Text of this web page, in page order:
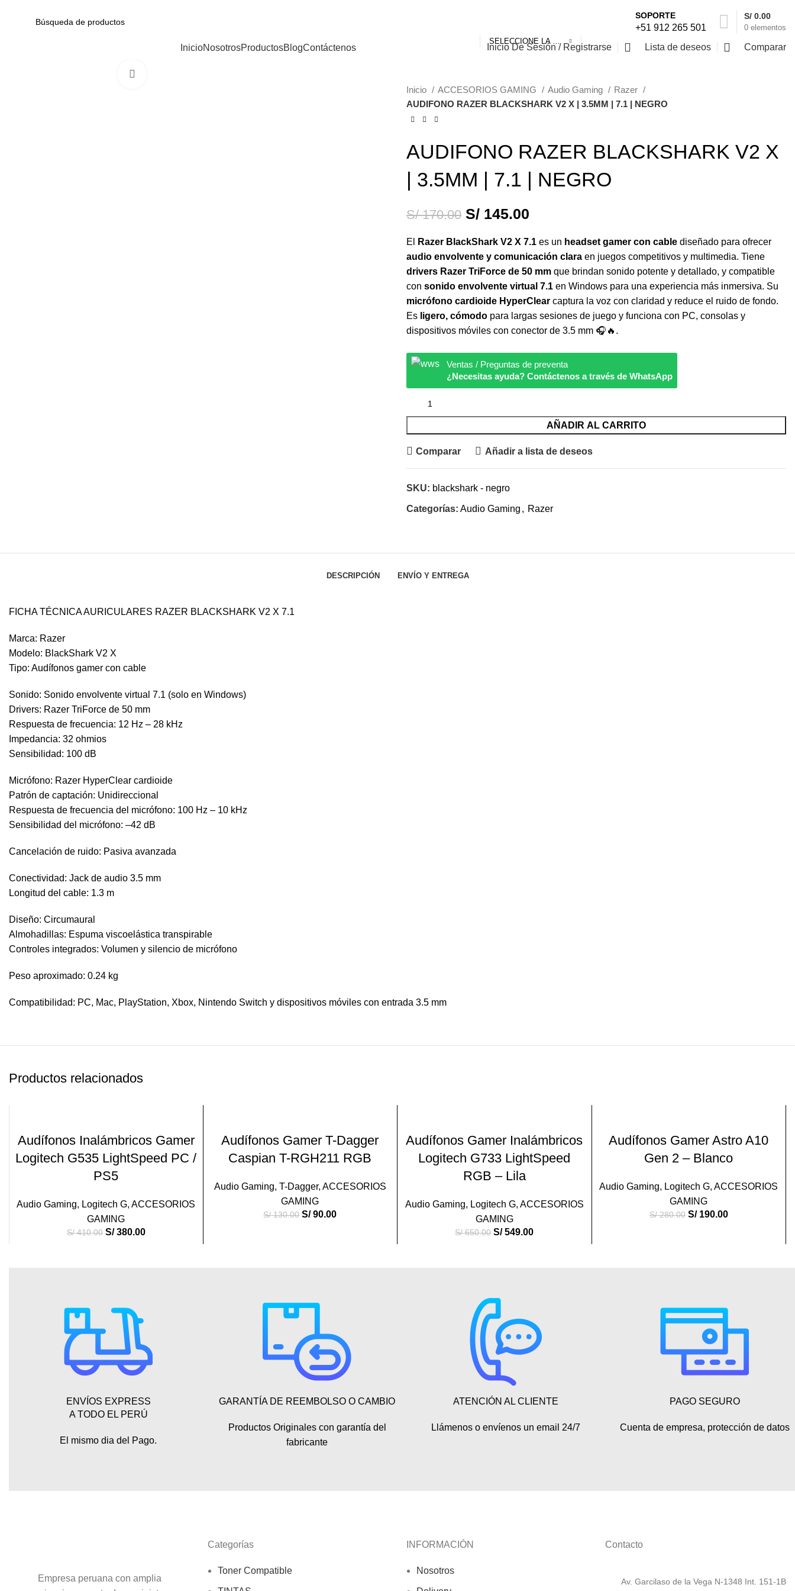
SELECCIONE LA CATEGORÍA
SOPORTE
+51 912 265 501 0 elementos
S/ 0.00
InicioNosotrosProductosBlogContáctenos Inicio De Sesión / Registrarse Lista de deseos Comparar
Inicio ACCESORIOS GAMING Audio Gaming
Razer
AUDIFONO RAZER BLACKSHARK V2 X | 3.5MM | 7.1 | NEGRO
AUDIFONO RAZER BLACKSHARK V2 X
| 3.5MM | 7.1 | NEGRO
S/170.00 S/ 145.00
El Razer BlackShark V2 X 7.1 es un headset gamer con cable diseñado para ofrecer
audio envolvente y comunicación clara en juegos competitivos y multimedia. Tiene
drivers Razer TriForce de 50 mm que brindan sonido potente y detallado, y compatible
con sonido envolvente virtual 7.1 en Windows para una experiencia más inmersiva. Su
micrófono cardioide HyperClear captura la voz con claridad y reduce el ruido de fondo.
Es ligero, cómodo para largas sesiones de juego y funciona con PC, consolas y
dispositivos móviles con conector de 3.5 mm 🎧🔥.
Ventas / Preguntas de preventa
¿Necesitas ayuda? Contáctenos a través de WhatsApp
AÑADIR AL CARRITO
Comparar Añadir a lista de deseos
SKU: blackshark - negro
Categorías: Audio Gaming , Razer
DESCRIPCIÓN ENVÍO Y ENTREGA
FICHA TÉCNICA AURICULARES RAZER BLACKSHARK V2 X 7.1
Marca: Razer
Modelo: BlackShark V2 X
Tipo: Audífonos gamer con cable
Sonido: Sonido envolvente virtual 7.1 (solo en Windows)
Drivers: Razer TriForce de 50 mm
Respuesta de frecuencia: 12 Hz – 28 kHz
Impedancia: 32 ohmios
Sensibilidad: 100 dB
Micrófono: Razer HyperClear cardioide
Patrón de captación: Unidireccional
Respuesta de frecuencia del micrófono: 100 Hz – 10 kHz
Sensibilidad del micrófono: –42 dB
Cancelación de ruido: Pasiva avanzada
Conectividad: Jack de audio 3.5 mm
Longitud del cable: 1.3 m
Diseño: Circumaural
Almohadillas: Espuma viscoelástica transpirable
Controles integrados: Volumen y silencio de micrófono
Peso aproximado: 0.24 kg
Compatibilidad: PC, Mac, PlayStation, Xbox, Nintendo Switch y dispositivos móviles con entrada 3.5 mm
Productos relacionados
Audífonos Inalámbricos Gamer
Logitech G535 LightSpeed PC /
PS5
Audio Gaming, Logitech G,ACCESORIOS
GAMING
S/410.00 S/380.00
Audífonos Gamer T-Dagger
Caspian T-RGH211 RGB
Audio Gaming, T-Dagger, ACCESORIOS
GAMING
S/130.00 S/90.00
Audífonos Gamer Inalámbricos
Logitech G733 LightSpeed
RGB – Lila
Audio Gaming, Logitech G, ACCESORIOS
GAMING
S/650.00 S/549.00
Audífonos Gamer Astro A10
Gen 2 – Blanco
Audio Gaming, Logitech G,ACCESORIOS
GAMING
S/280.00 S/190.00
ENVÍOS EXPRESS
A TODO EL PERÚ
El mismo dia del Pago.
GARANTÍA DE REEMBOLSO O CAMBIO
Productos Originales con garantía del
fabricante
ATENCIÓN AL CLIENTE
Llámenos o envíenos un email 24/7
PAGO SEGURO
Cuenta de empresa, protección de datos
Empresa peruana con amplia
Categorías
Toner Compatible
INFORMACIÓN
Nosotros
Contacto
Av. Garcilaso de la Vega N-1348 Int. 151-1B